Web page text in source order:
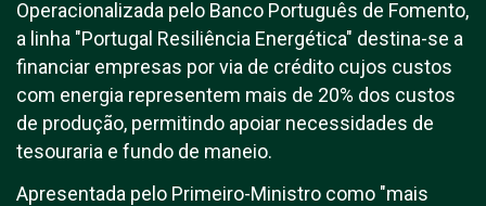
Operacionalizada pelo Banco Português de Fomento,
a linha "Portugal Resiliência Energética" destina-se a
financiar empresas por via de crédito cujos custos
com energia representem mais de 20% dos custos
de produção, permitindo apoiar necessidades de
tesouraria e fundo de maneio.
Apresentada pelo Primeiro-Ministro como "mais